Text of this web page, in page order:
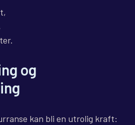
og
kan bli en utrolig kraft: